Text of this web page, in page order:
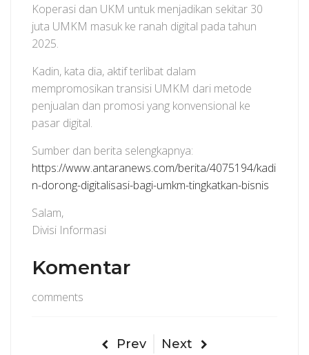
Koperasi dan UKM untuk menjadikan sekitar 30
juta UMKM masuk ke ranah digital pada tahun
2025.
Kadin, kata dia, aktif terlibat dalam
mempromosikan transisi UMKM dari metode
penjualan dan promosi yang konvensional ke
pasar digital.
Sumber dan berita selengkapnya:
https://www.antaranews.com/berita/4075194/kadi
n-dorong-digitalisasi-bagi-umkm-tingkatkan-bisnis
Salam,
Divisi Informasi
Komentar
comments
Prev Next